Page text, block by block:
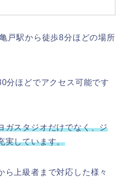
戸駅から徒歩8分ほどの場所
分ほどでアクセス可能です
ガスタジオだけでなく、ジ
実しています。
ら上級者まで対応した様々